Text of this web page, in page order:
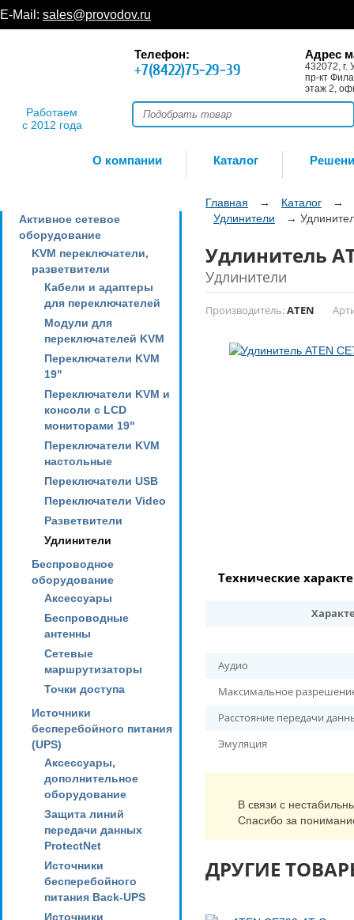
E-Mail: sales@provodov.ru
Работаем
с 2012 года
Телефон:
+7(8422)75-29-39
Адрес
432072, г.
пр-кт
этаж 2,
О компании Каталог
Активное сетевое
оборудование
KVM переключатели,
разветвители
Кабели и адаптеры
для переключателей
Модули для
переключателей KVM
Переключатели KVM
19"
Переключатели KVM и
консоли с LCD
мониторами 19"
Переключатели KVM
настольные
Переключатели USB
Переключатели Video
Разветвители
Удлинители
Беспроводное
оборудование
Аксессуары
Беспроводные
антенны
Сетевые
маршрутизаторы
Точки доступа
Источники
бесперебойного питания
(UPS)
Аксессуары,
дополнительное
оборудование
Защита линий
передачи данных
ProtectNet
Источники
бесперебойного
питания Back-UPS
Источники
Главная → Каталог
→
Удлинители
→
Удлинитель
Удлинители
Производитель:ATEN
Технические
Аудио
Максимальное
Расстояние передачи
Эмуляция
В связи с
Спасибо за
ДРУГИЕ